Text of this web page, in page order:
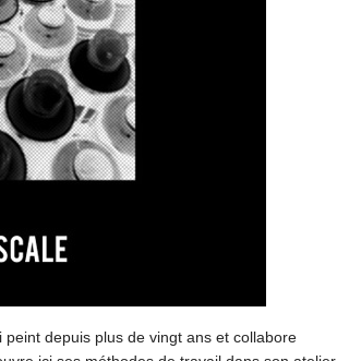
depuis plus de vingt ans et collabore